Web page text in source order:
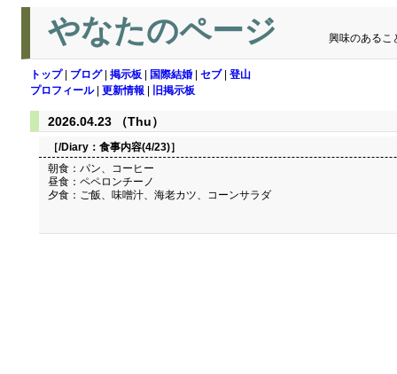
やなたのページ 興味のあるこ
トップ| ブログ| 掲示板 国際結婚 セブ| 登山
プロフィール| 更新情報 旧掲示板
2026.04.23 （Thu）
［/Diary： 食事内容(4/23)］
朝食：パン、コーヒー
昼食：ペペロンチーノ
夕食：ご飯、味噌汁、海老カツ、コーンサラダ